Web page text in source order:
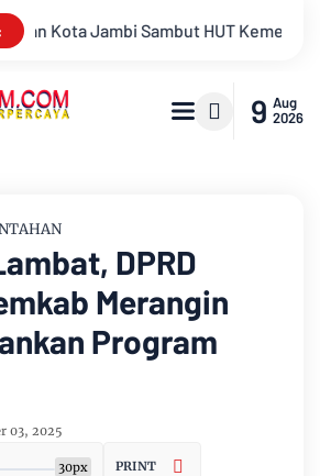
81 Gelar Berbagai Kegiatan
9 Aug
2026
DPRD
Merangin
Program
03, 2025
30px PRINT